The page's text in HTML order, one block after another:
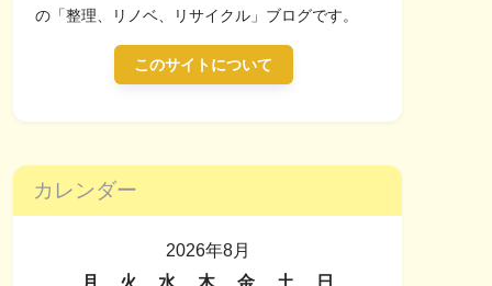
の「整理、リノベ、リサイクル」ブログです。
このサイトについて
カレンダー
2026年8月
月
火 水 木 金 土 日